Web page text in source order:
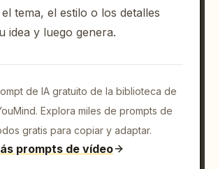
sin cambios repentinos. El
que caen deben seguir una
cayendo naturalmente sin
de marcado. Sin ojos
tema, el estilo o los detalles
idea y luego genera.
de IA gratuito de la biblioteca de
Explora miles de prompts de
gratis para copiar y adaptar.
prompts de vídeo